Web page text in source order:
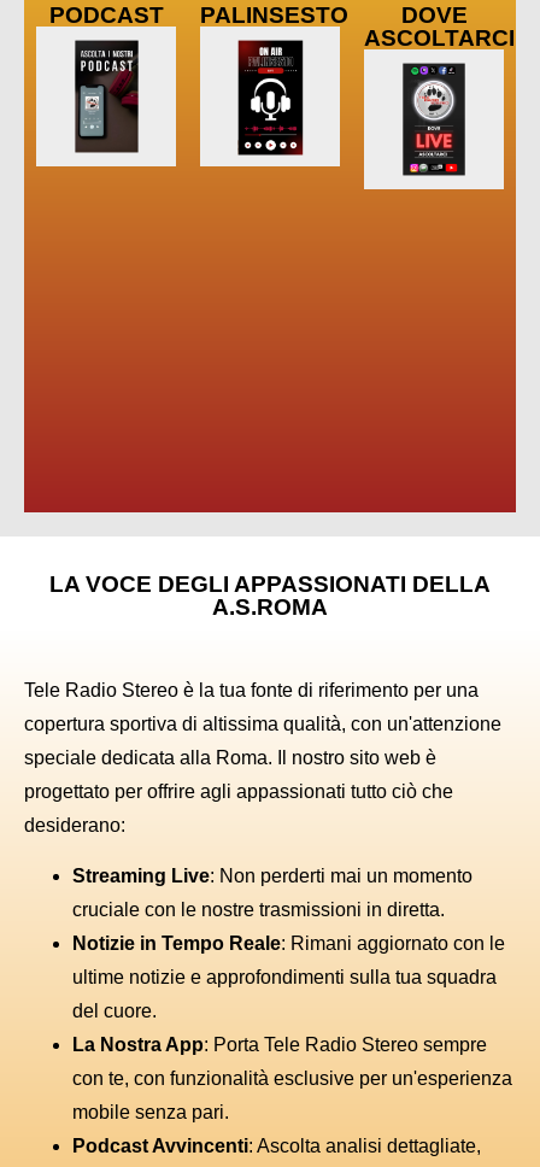
PODCAST PALINSESTO
DOVE
ASCOLTARCI
LA VOCE DEGLI APPASSIONATI DELLA
A.S.ROMA
Tele Radio Stereo è la tua fonte di riferimento per una
copertura sportiva di altissima qualità, con un'attenzione
speciale dedicata alla Roma. Il nostro sito web è
progettato per offrire agli appassionati tutto ciò che
desiderano:
Streaming Live: Non perderti mai un momento
cruciale con le nostre trasmissioni in diretta.
Notizie in Tempo Reale: Rimani aggiornato con le
ultime notizie e approfondimenti sulla tua squadra
del cuore.
La Nostra App: Porta Tele Radio Stereo sempre
con te, con funzionalità esclusive per un'esperienza
mobile senza pari.
Podcast Avvincenti: Ascolta analisi dettagliate,